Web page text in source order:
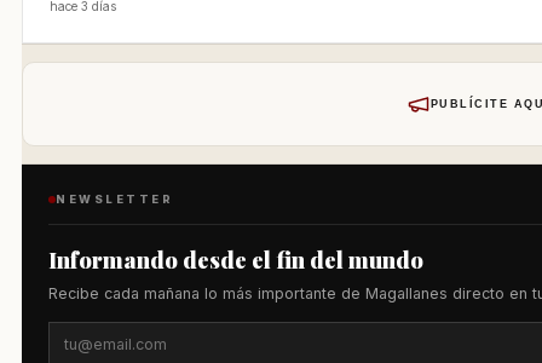
hace 3 días
PUBLÍCITE
NEWSLETTER
Informando desde el fin del mundo
Recibe cada mañana lo más importante de Magallanes directo en